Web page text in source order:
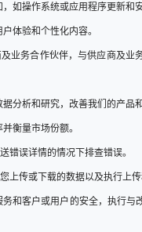
如操作系统或应用程序更新和
体验和个性化内容。
业务合作伙伴，与供应商及业
分析和研究，改善我们的产品和
衡量市场份额。
错误详情的情况下排查错误。
上传或下载的数据以及执行上传
和客户或用户的安全，执行与